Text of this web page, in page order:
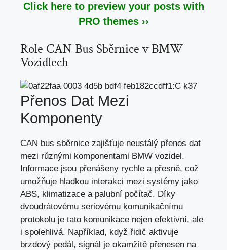
Click here to preview your posts with
PRO themes ››
Role CAN Bus Sběrnice v BMW
Vozidlech
Přenos Dat Mezi
Komponenty
CAN bus sběrnice zajišťuje neustálý přenos dat
mezi různými komponentami BMW vozidel.
Informace jsou přenášeny rychle a přesně, což
umožňuje hladkou interakci mezi systémy jako
ABS, klimatizace a palubní počítač. Díky
dvoudrátovému seriovému komunikačnímu
protokolu je tato komunikace nejen efektivní, ale
i spolehlivá. Například, když řidič aktivuje
brzdový pedál, signál je okamžitě přenesen na